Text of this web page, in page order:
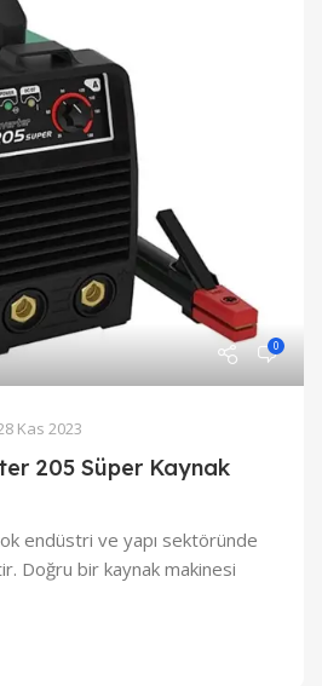
0
Kas 2023
205 Süper Kaynak
endüstri ve yapı sektöründe
Doğru bir kaynak makinesi